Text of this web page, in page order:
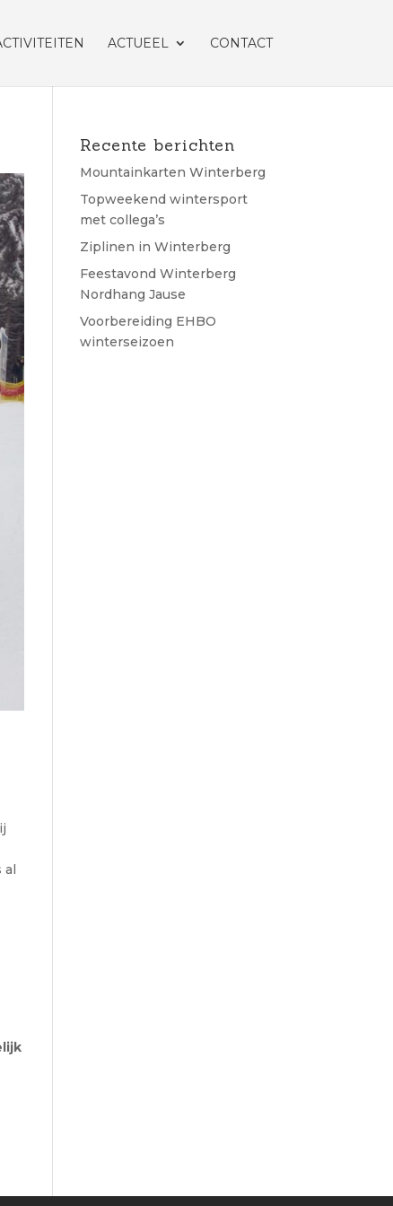
ACTUEEL CONTACT
al
Recente berichten
Mountainkarten Winterberg
Topweekend wintersport
met collega’s
Ziplinen in Winterberg
Feestavond Winterberg
Nordhang Jause
Voorbereiding EHBO
winterseizoen